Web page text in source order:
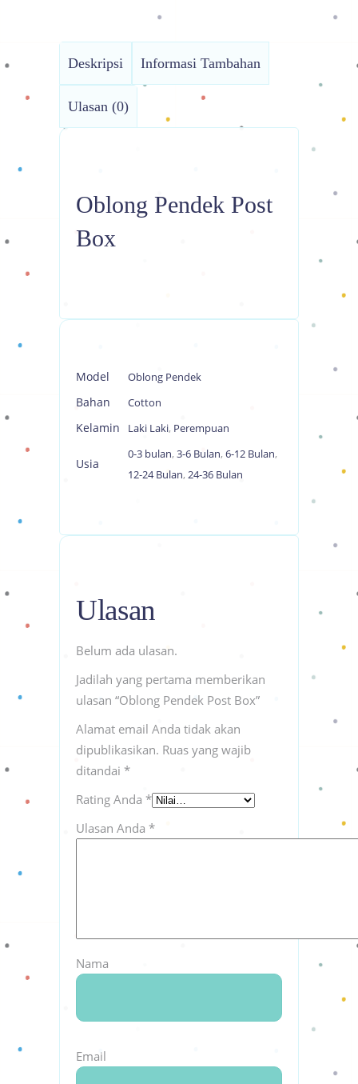
Deskripsi Informasi Tambahan
Ulasan (0)
Oblong Pendek Post
Box
Model Oblong Pendek
Bahan Cotton
Kelamin Laki Laki, Perempuan
Usia
0-3 bulan, 3-6 Bulan, 6-12 Bulan,
12-24 Bulan, 24-36 Bulan
Ulasan
Belum ada ulasan.
Jadilah yang pertama memberikan
ulasan “Oblong Pendek Post Box”
Alamat email Anda tidak akan
dipublikasikan. Ruas yang wajib
ditandai *
Rating Anda *
Ulasan Anda *
Nama
Email